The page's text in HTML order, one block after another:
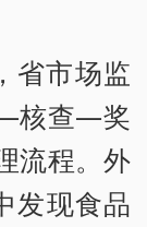
省市场监
—核查—奖
流程。外
发现食品